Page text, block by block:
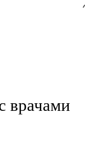
врачами